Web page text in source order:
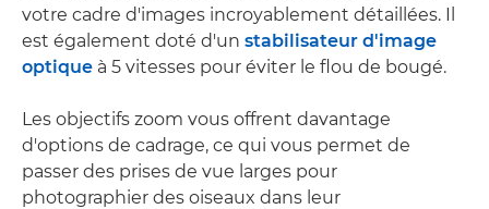
votre cadre d'images incroyablement détaillées. Il
est également doté d'un stabilisateur d'image
optique à 5 vitesses pour éviter le flou de bougé.
Les objectifs zoom vous offrent davantage
d'options de cadrage, ce qui vous permet de
passer des prises de vue larges pour
photographier des oiseaux dans leur